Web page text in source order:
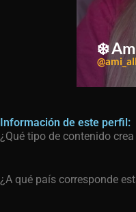
❄️
Información de este perfil:
¿Qué tipo de contenido
¿A qué país corresponde